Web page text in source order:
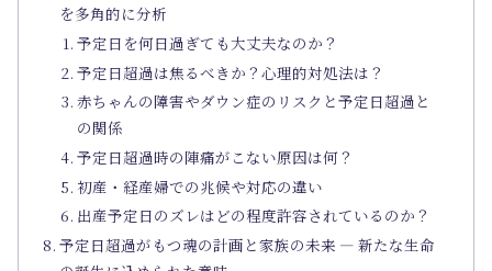
を多角的に分析
予定日を何日過ぎても大丈夫なのか？
予定日超過は焦るべきか？心理的対処法は？
赤ちゃんの障害やダウン症のリスクと予定日超過と
の関係
予定日超過時の陣痛がこない原因は何？
初産・経産婦での兆候や対応の違い
出産予定日のズレはどの程度許容されているのか？
予定日超過がもつ魂の計画と家族の未来 ― 新たな生命